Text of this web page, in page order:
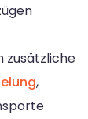
zusätzliche
,